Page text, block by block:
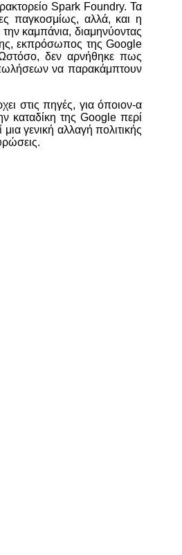
Spark Foundry. Τα
παγκοσμίως, αλλά, και η
καμπάνια, διαμηνύοντας
εκπρόσωπος της Google
Ωστόσο, δεν αρνήθηκε πως
να παρακάμπτουν
στις πηγές, για όποιον-α
καταδίκη της Google περί
γενική αλλαγή πολιτικής